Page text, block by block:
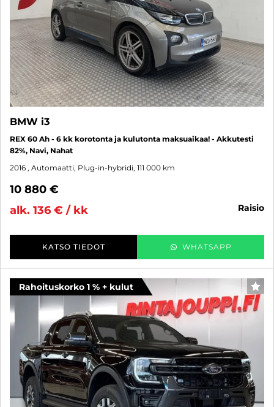
BMW i3
REX 60 Ah - 6 kk korotonta ja kulutonta maksuaikaa! - Akkutesti
82%, Navi, Nahat
2016 , Automaatti, Plug-in-hybridi, 111 000 km
10 880 €
alk. 136 € / kk
raisio
KATSO TIEDOT WHATSAPP
Rahoituskorko 1 % + kulut